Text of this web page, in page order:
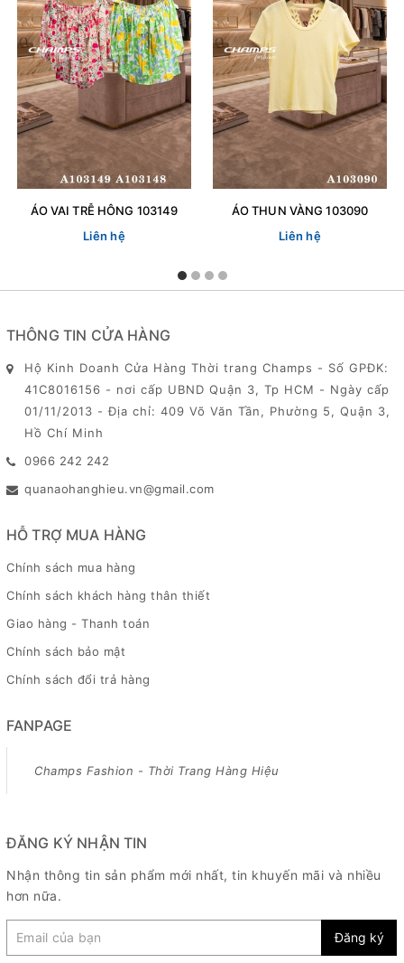
ÁO VAI TRỄ HÔNG 103149
Liên hệ
ÁO THUN VÀNG 103090
Liên hệ
THÔNG TIN CỬA HÀNG
Hộ Kinh Doanh Cửa Hàng Thời trang Champs - Số GPĐK:
41C8016156 - nơi cấp UBND Quận 3, Tp HCM - Ngày cấp
01/11/2013 - Địa chỉ: 409 Võ Văn Tần, Phường 5, Quận 3,
Hồ Chí Minh
0966 242 242
quanaohanghieu.vn@gmail.com
HỖ TRỢ MUA HÀNG
Chính sách mua hàng
Chính sách khách hàng thân thiết
Giao hàng - Thanh toán
Chính sách bảo mật
Chính sách đổi trả hàng
FANPAGE
Champs Fashion - Thời Trang Hàng Hiệu
ĐĂNG KÝ NHẬN TIN
Nhận thông tin sản phẩm mới nhất, tin khuyến mãi và nhiều
hơn nữa.
Đăng ký